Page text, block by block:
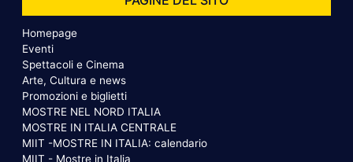
Homepage
Eventi
Spettacoli e Cinema
Arte, Cultura e news
Promozioni e biglietti
MOSTRE NEL NORD ITALIA
MOSTRE IN ITALIA CENTRALE
MIIT -MOSTRE IN ITALIA: calendario
MIIT - Mostre in Italia